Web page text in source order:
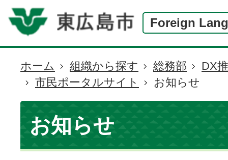
Foreign
現
在
の
置
ホーム 組織から探す 総務部
DX
市民ポータルサイト
お知らせ
お知らせ